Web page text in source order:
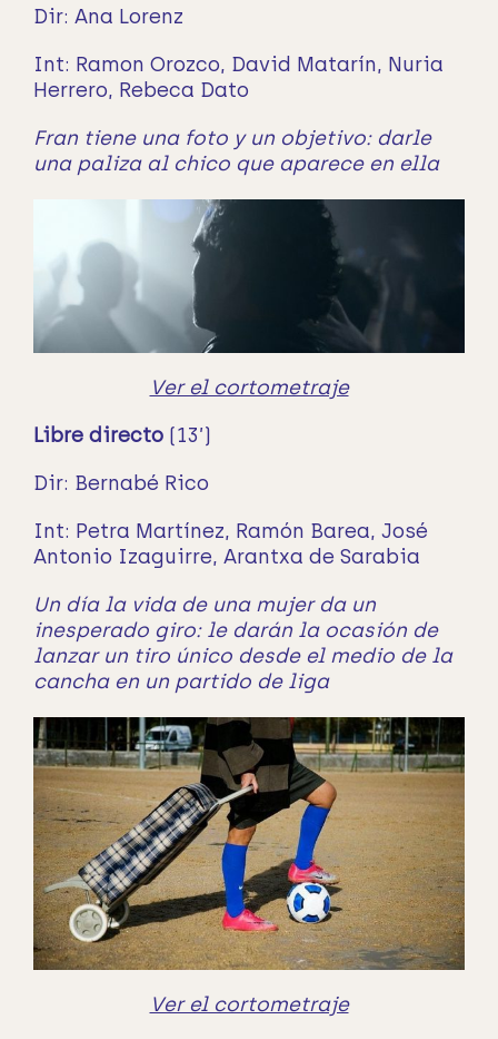
Dir: Ana Lorenz
Int: Ramon Orozco, David Matarín, Nuria
Herrero, Rebeca Dato
Fran tiene una foto y un objetivo: darle
una paliza al chico que aparece en ella
Ver el cortometraje
Libre directo (13’)
Dir: Bernabé Rico
Int: Petra Martínez, Ramón Barea, José
Antonio Izaguirre, Arantxa de Sarabia
Un día la vida de una mujer da un
inesperado giro: le darán la ocasión de
lanzar un tiro único desde el medio de la
cancha en un partido de liga
Ver el cortometraje